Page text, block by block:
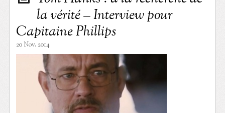
la vérité – Interview pour
Capitaine Phillips
20 Nov. 2014